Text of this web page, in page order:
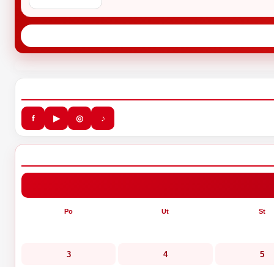
f ▶ ◎ ♪
Po Ut St
3 4 5